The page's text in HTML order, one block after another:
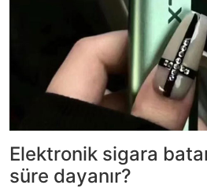
Elektronik sigara
süre dayanır?